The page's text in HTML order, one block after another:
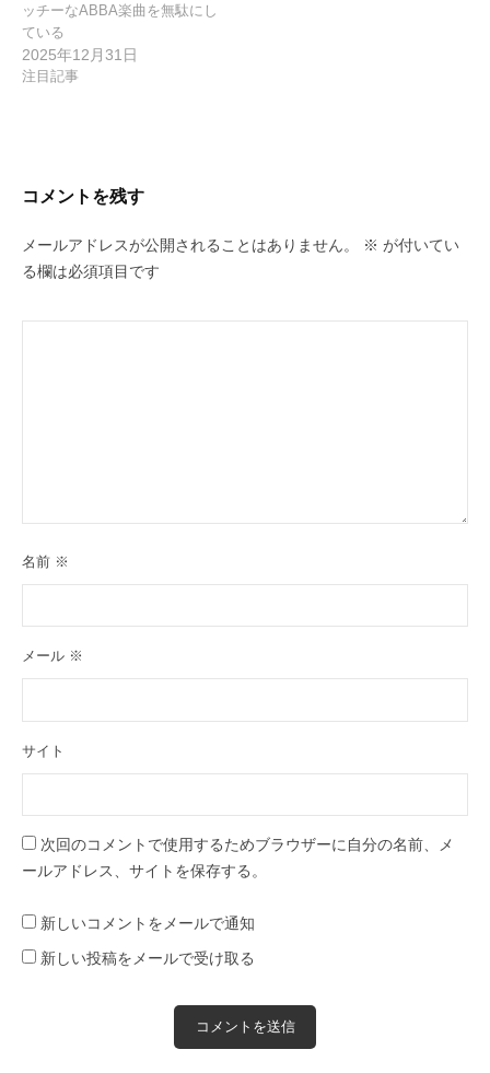
ッチーなABBA楽曲を無駄にし
ている
2025年12月31日
注目記事
コメントを残す
メールアドレスが公開されることはありません。 ※ が付いてい
る欄は必須項目です
名前 ※
メール ※
サイト
次回のコメントで使用するためブラウザーに自分の名前、メ
ールアドレス、サイトを保存する。
新しいコメントをメールで通知
新しい投稿をメールで受け取る